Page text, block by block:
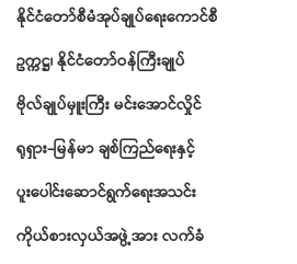
နိုင်ငံတော်စီမံအုပ်ချုပ်ရေးကောင်စီ
ဥက္ကဋ္ဌ၊နိုင်ငံတော်ဝန်ကြီးချုပ်
ဗိုလ်ချုပ်မှူးကြီးမင်းအောင်လှိုင်
ရုရှား-မြန်မာချစ်ကြည်ရေးနှင့်
ပူးပေါင်းဆောင်ရွက်ရေးအသင်း
ကိုယ်စားလှယ်အဖွဲ့အားလက်ခံ